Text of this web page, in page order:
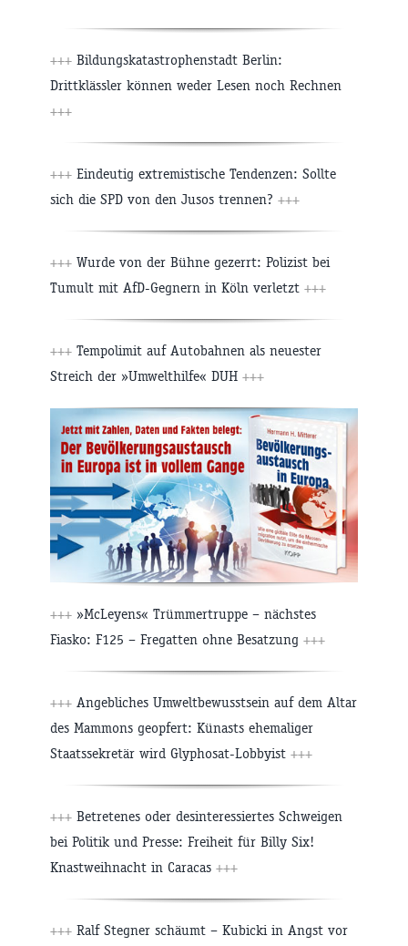
+++ Bildungskatastrophenstadt Berlin:
Drittklässler können weder Lesen noch Rechnen
+++
+++ Eindeutig extremistische Tendenzen: Sollte
sich die SPD von den Jusos trennen? +++
+++ Wurde von der Bühne gezerrt: Polizist bei
Tumult mit AfD-Gegnern in Köln verletzt +++
+++ Tempolimit auf Autobahnen als neuester
Streich der »Umwelthilfe« DUH +++
+++ »McLeyens« Trümmertruppe – nächstes
Fiasko: F125 – Fregatten ohne Besatzung +++
+++ Angebliches Umweltbewusstsein auf dem Altar
des Mammons geopfert: Künasts ehemaliger
Staatssekretär wird Glyphosat-Lobbyist +++
+++ Betretenes oder desinteressiertes Schweigen
bei Politik und Presse: Freiheit für Billy Six!
Knastweihnacht in Caracas +++
+++ Ralf Stegner schäumt – Kubicki in Angst vor